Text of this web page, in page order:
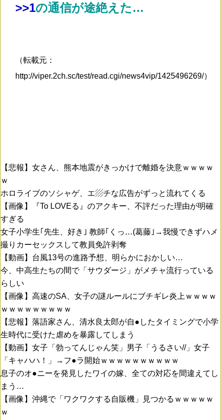
>>1の通信が途絶えた…
（転載元：
http://viper.2ch.sc/test/read.cgi/news4vip/1425496269/）
【悲報】女さん、熊本地震がきっかけで離婚を決意ｗｗｗｗ
ｗ
ホロライブのソシャゲ、エ▨チな広告がずっと流れてくる
【画像】『To LOVEる』のアクキー、不評だった理由が明確
すぎる
女子小学生｢先生、好き｣ 教師｢くっ…(葛藤｣→我慢できずハメ
撮りカーセックスして教員免許剥奪
【動画】台風13号の進路予想、明らかにおかしい…
今、中高生たちの間で「サウダージ」がメチャ流行っている
らしい
【画像】高速のSA、女子の謎ルールにブチギレ炎上ｗｗｗｗ
ｗｗｗｗｗｗｗｗｗ
【悲報】落語家さん、清水良太郎が自●したタイミングで小学
生時代に受けた虐めを暴露してしまう
【動画】女子「勃ってんじゃん笑」男子「うるさい//」女子
「キャハハ！」→フ●ラ開始ｗｗｗｗｗｗｗｗｗｗ
息子のオ●ニーを発見したワイの嫁、全ての対応を間違えてし
まう…
【画像】沖縄で「ワクワクする自販機」見つかるｗｗｗｗｗ
ｗ